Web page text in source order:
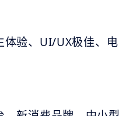
体验、UI/UX极佳、电